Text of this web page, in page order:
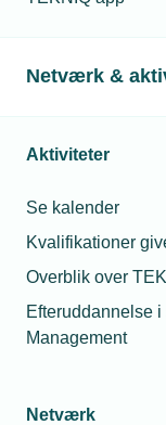
Netværk &
Aktiviteter
Se kalender
Kvalifikationer
Overblik over
Efteruddannelse
Management
Netværk